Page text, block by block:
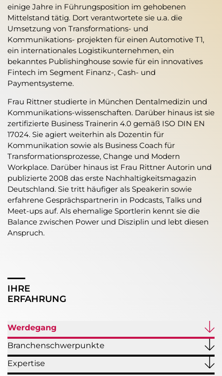
einige Jahre in Führungsposition im gehobenen
Mittelstand tätig. Dort verantwortete sie u.a. die
Umsetzung von Transformations- und
Kommunikations- projekten für einen Automotive T1,
ein internationales Logistikunternehmen, ein
bekanntes Publishinghouse sowie für ein innovatives
Fintech im Segment Finanz-, Cash- und
Paymentsysteme.
Frau Rittner studierte in München Dentalmedizin und
Kommunikations-wissenschaften. Darüber hinaus ist sie
zertifizierte Business Trainerin 4.0 gemäß ISO DIN EN
17024. Sie agiert weiterhin als Dozentin für
Kommunikation sowie als Business Coach für
Transformationsprozesse, Change und Modern
Workplace. Darüber hinaus ist Frau Rittner Autorin und
publizierte 2008 das erste Nachhaltigkeitsmagazin
Deutschland. Sie tritt häufiger als Speakerin sowie
erfahrene Gesprächspartnerin in Podcasts, Talks und
Meet-ups auf. Als ehemalige Sportlerin kennt sie die
Balance zwischen Power und Disziplin und lebt diesen
Anspruch.
IHRE
ERFAHRUNG
Werdegang
Branchenschwerpunkte
Expertise